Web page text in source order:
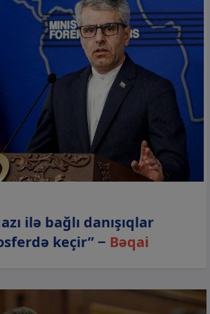
ilə bağlı danışıqlar
keçir” − Bəqai